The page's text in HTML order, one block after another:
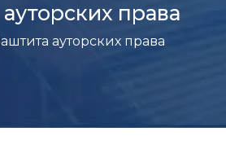
права
ауторских права